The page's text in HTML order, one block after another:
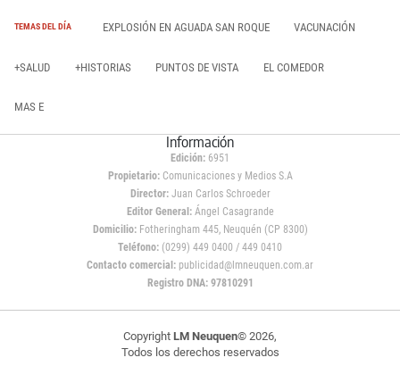
TEMAS DEL DÍA EXPLOSIÓN EN AGUADA SAN ROQUE VACUNACIÓN
+SALUD +HISTORIAS PUNTOS DE VISTA EL COMEDOR
MAS E
Información
Edición: 6951
Propietario:Comunicaciones y Medios S.A
Director: Juan Carlos Schroeder
Editor General:Ángel Casagrande
Domicilio:Fotheringham 445, Neuquén (CP 8300)
Teléfono: (0299) 449 0400 / 449 0410
Contacto comercial: publicidad@lmneuquen.com.ar
Registro DNA: 97810291
Copyright LM Neuquen© 2026,
Todos los derechos reservados